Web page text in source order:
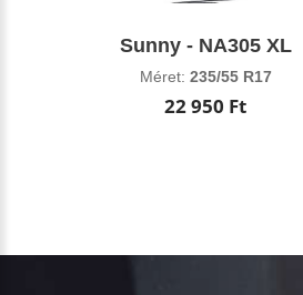
Sunny - NA305 XL
Méret: 235/55 R17
22 950 Ft